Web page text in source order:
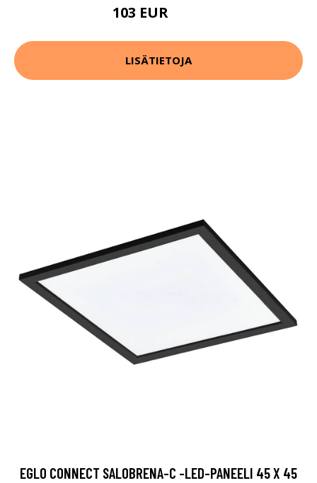
103 EUR
LISÄTIETOJA
EGLO CONNECT SALOBRENA-C -LED-PANEELI 45 X 45